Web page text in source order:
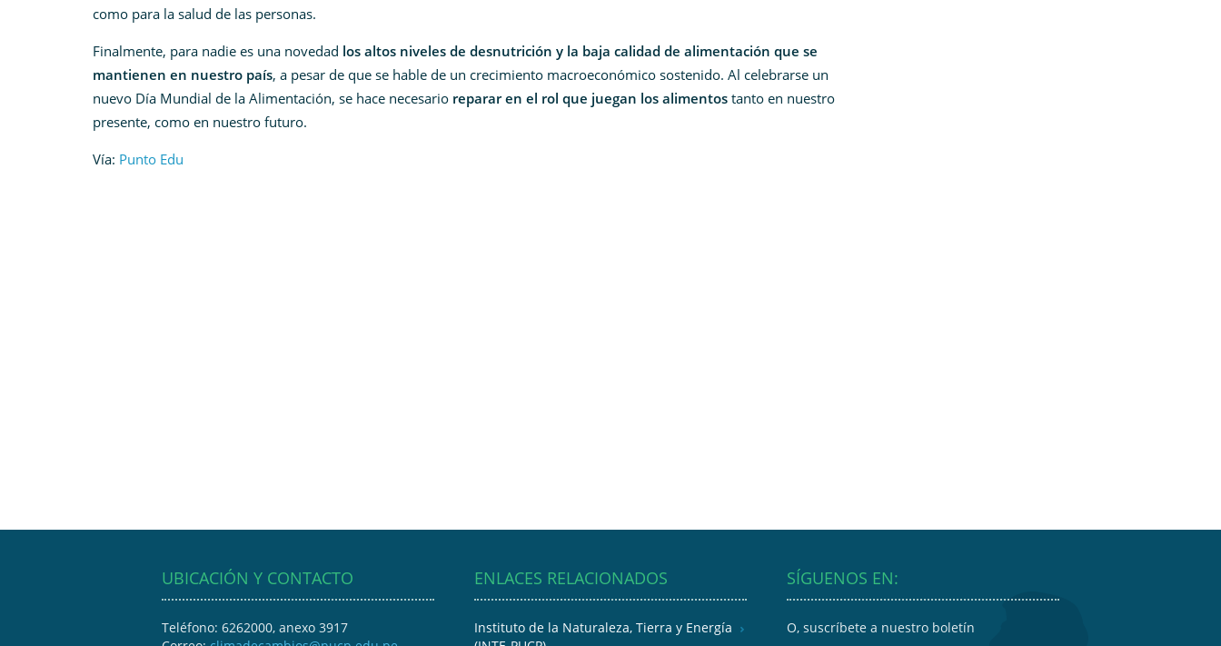
como para la salud de las personas.
Finalmente, para nadie es una novedad los altos niveles de desnutrición y la baja calidad de alimentación que se
mantienen en nuestro país, a pesar de que se hable de un crecimiento macroeconómico sostenido. Al celebrarse un
nuevo Día Mundial de la Alimentación, se hace necesario reparar en el rol que juegan los alimentos tanto en nuestro
presente, como en nuestro futuro.
Vía: Punto Edu
UBICACIÓN Y CONTACTO
Teléfono: 6262000, anexo 3917
ENLACES RELACIONADOS
Instituto de la Naturaleza, Tierra y Energía
SÍGUENOS EN:
O, suscríbete a nuestro boletín